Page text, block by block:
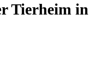
Tierheim in